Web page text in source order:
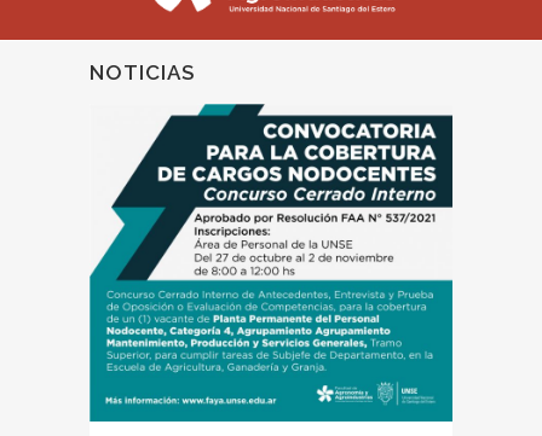
NOTICIAS